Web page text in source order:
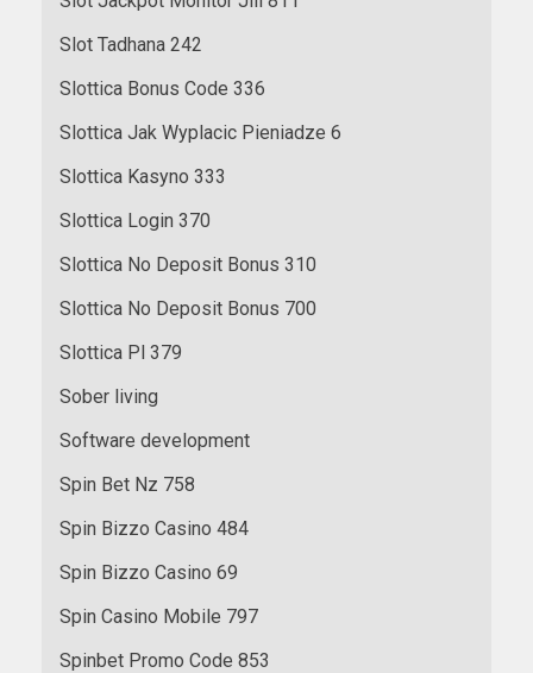
Slot Tadhana 242
Slottica Bonus Code 336
Slottica Jak Wyplacic Pieniadze 6
Slottica Kasyno 333
Slottica Login 370
Slottica No Deposit Bonus 310
Slottica No Deposit Bonus 700
Slottica Pl 379
Sober living
Software development
Spin Bet Nz 758
Spin Bizzo Casino 484
Spin Bizzo Casino 69
Spin Casino Mobile 797
Spinbet Promo Code 853